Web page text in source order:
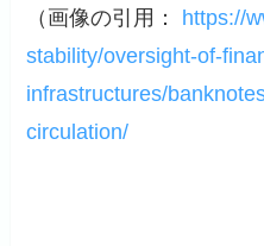
（画像の引用： https://
stability/oversight-of-
infrastructures/
circulation/